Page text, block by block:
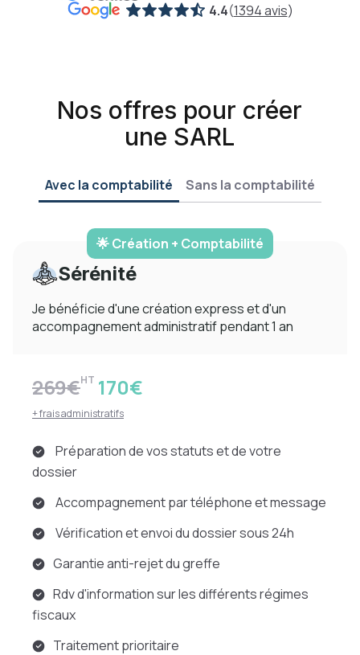
4.4(1394 avis)
Nos offres pour créer
une SARL
Avec la comptabilité Sans la comptabilité
🌟 Création + Comptabilité
Sérénité
Je bénéficie d'une création express et d'un
accompagnement administratif pendant 1 an
269€HT 170€
+ frais administratifs
Préparation de vos statuts et de votre
dossier
Accompagnement par téléphone et message
Vérification et envoi du dossier sous 24h
Garantie anti-rejet du greffe
Rdv d'information sur les différents régimes
fiscaux
Traitement prioritaire